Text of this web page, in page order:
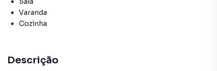
Varanda
Cozinha
Descrição